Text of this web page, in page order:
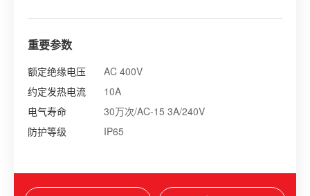
重要参数
额定绝缘电压
AC 400V
约定发热电流
10A
电气寿命
30万次/AC-15 3A/240V
防护等级
IP65